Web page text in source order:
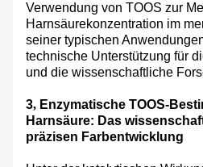
Verwendung von TOOS zur
Harnsäurekonzentration im
seiner typischen
technische Unterstützung für
und die wissenschaftliche
3, Enzymatische TOOS-
Harnsäure: Das
präzisen Farbentwicklung